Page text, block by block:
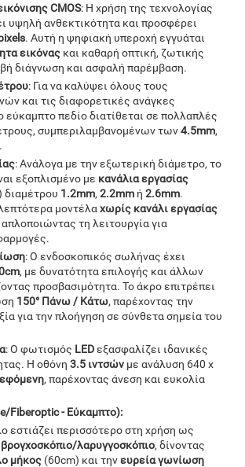
CMOS: Η χρήση της τεχνολογίας
υψηλή ανθεκτικότητα και προσφέρει
. Αυτή η ψηφιακή υπεροχή εγγυάται
εικόνας και καθαρή οπτική, ζωτικής
διάγνωση και ασφαλή παρέμβαση.
: Για να καλύψει όλους τους
και τις διαφορετικές ανάγκες
πεδίο διατίθεται σε πολλαπλές
συμπεριλαμβανομένων των4.5mm,
.
: Ανάλογα με την εξωτερική διάμετρο, το
εξοπλισμένο με κανάλια εργασίας
διαμέτρου 1.2mm, 2.2mm ή 2.6mm.
μοντέλαχωρίς κανάλι εργασίας
τη λειτουργία για
: Ο ενδοσκοπικός σωλήνας έχει
, με δυνατότητα επιλογής και άλλων
προσβασιμότητα. Το άκρο επιτρέπει
150° Πάνω / Κάτω, παρέχοντας την
για την πλοήγηση σε σύνθετα σημεία του
: Ο φωτισμός LEDεξασφαλίζει ιδανικές
Η οθόνη 3.5 ιντσών με ανάλυση 640 x
, παρέχοντας άνεση και ευκολία
Fiberoptic - Εύκαμπτο):
εστιάζει περισσότερο στη χρήση ως
λαρυγγοσκόπιο, δίνοντας
μήκος (60cm) και τηνευρεία γωνίωση